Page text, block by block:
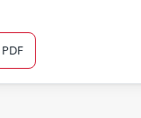
PDF